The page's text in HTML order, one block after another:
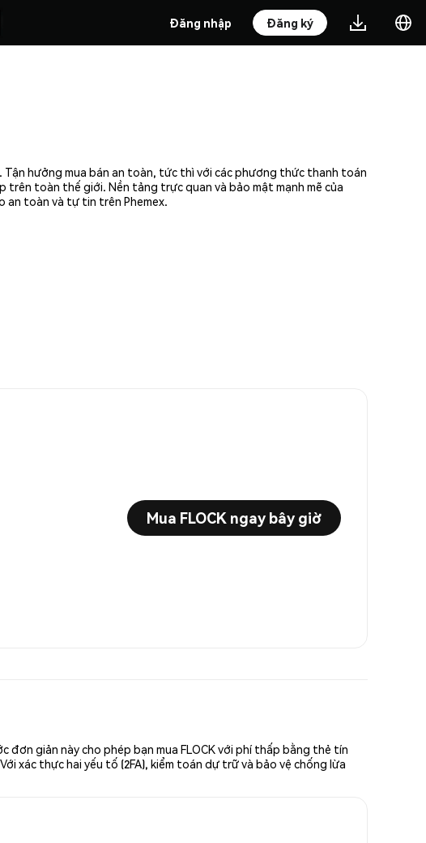
Đăng nhập Đăng ký
Tận hưởng mua bán an toàn, tức thì với các phương thức thanh toán
trên toàn thế giới. Nền tảng trực quan và bảo mật mạnh mẽ của
an toàn và tự tin trên Phemex.
Mua FLOCK ngay bây giờ
đơn giản này cho phép bạn mua FLOCK với phí thấp bằng thẻ tín
xác thực hai yếu tố (2FA), kiểm toán dự trữ và bảo vệ chống lừa